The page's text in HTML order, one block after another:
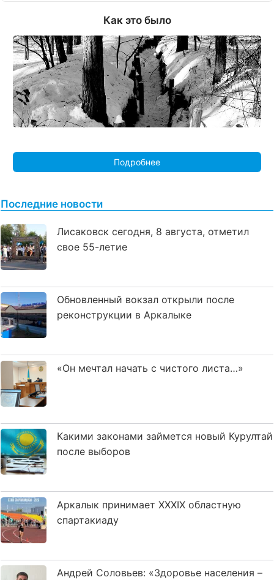
Как это было
Подробнее
Последние новости
Лисаковск сегодня, 8 августа, отметил
свое 55-летие
Обновленный вокзал открыли после
реконструкции в Аркалыке
«Он мечтал начать с чистого листа…»
Какими законами займется новый Курултай
после выборов
Аркалык принимает XXXIX областную
спартакиаду
Андрей Соловьев: «Здоровье населения –